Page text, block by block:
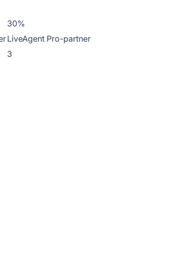
30%
LiveAgent Pro-partner
3